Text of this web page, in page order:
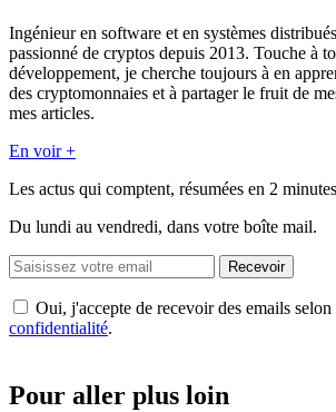
Ingénieur en software et en systèmes
passionné de cryptos depuis 2013. Touche à
développement, je cherche toujours à en
des cryptomonnaies et à partager le fruit de
mes articles.
En voir +
Les actus qui comptent, résumées en 2
Du lundi au vendredi, dans votre boîte mail.
Recevoir
Oui, j'accepte de recevoir des emails
confidentialité.
Pour aller plus loin